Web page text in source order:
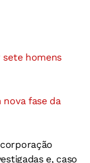
homens
nova fase da
e, caso